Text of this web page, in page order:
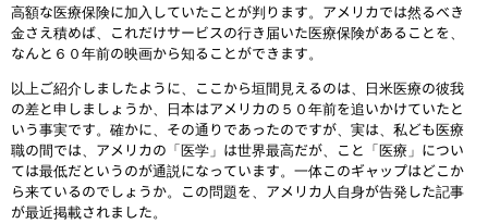
高額な医療保険に加入していたことが判ります。アメリカでは然るべき
金さえ積めば、これだけサービスの行き届いた医療保険があることを、
なんと６０年前の映画から知ることができます。
以上ご紹介しましたように、ここから垣間見えるのは、日米医療の彼我
の差と申しましょうか、日本はアメリカの５０年前を追いかけていたと
いう事実です。確かに、その通りであったのですが、実は、私ども医療
職の間では、アメリカの「医学」は世界最高だが、こと「医療」につい
ては最低だというのが通説になっています。一体このギャップはどこか
ら来ているのでしょうか。この問題を、アメリカ人自身が告発した記事
が最近掲載されました。